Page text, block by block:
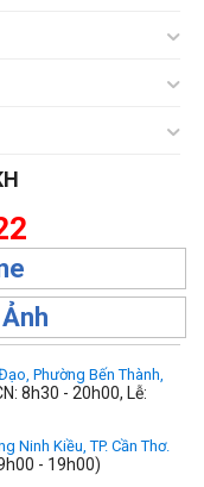
Phường Bến Thành,
8h30 - 20h00, Lễ:
Ninh Kiều, TP. Cần Thơ.
- 19h00)